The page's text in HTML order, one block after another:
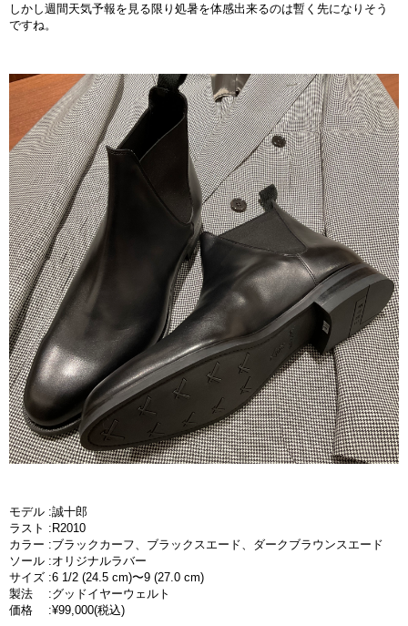
しかし週間天気予報を見る限り処暑を体感出来るのは暫く先になりそう
ですね。
モデル :誠十郎
ラスト :R2010
カラー :ブラックカーフ、ブラックスエード、ダークブラウンスエード
ソール :オリジナルラバー
サイズ :6 1/2 (24.5 cm)〜9 (27.0 cm)
製法 :グッドイヤーウェルト
価格 :¥99,000(税込)